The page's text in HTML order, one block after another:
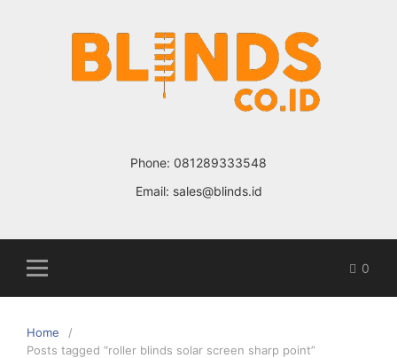
Phone: 081289333548
Email: sales@blinds.id
0
Home
Posts tagged “roller blinds solar screen sharp point”